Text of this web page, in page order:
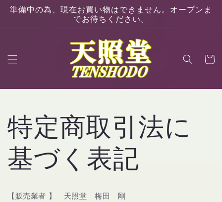
ンツに
準備中の為、現在お買い物はできません。オープンま
でお待ちください。
ー
特定商取引法に
基づく表記
【販売業者 】 天照堂 梅田 剛